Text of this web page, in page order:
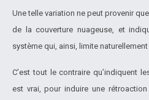
Une telle variation ne peut provenir
de la couverture nuageuse, et
système qui, ainsi, limite
C’est tout le contraire qu’indiquent
est vrai, pour induire une